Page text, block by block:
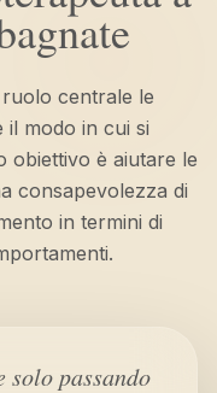
centrale le
il modo in cui si
obiettivo è aiutare le
consapevolezza di
in termini di
solo passando